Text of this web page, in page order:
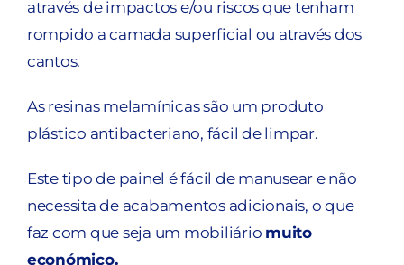
através de impactos e/ou riscos que tenham
rompido a camada superficial ou através dos
cantos.
As resinas melamínicas são um produto
plástico antibacteriano, fácil de limpar.
Este tipo de painel é fácil de manusear e não
necessita de acabamentos adicionais, o que
faz com que seja um mobiliário muito
económico.